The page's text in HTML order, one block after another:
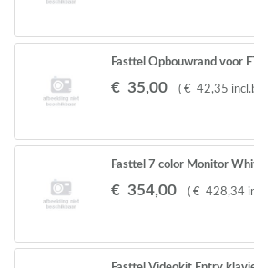
Fasttel Opbouwrand voor
€ 35,00 ( € 42,35
Fasttel 7 color Monitor
€ 354,00 ( € 428,34